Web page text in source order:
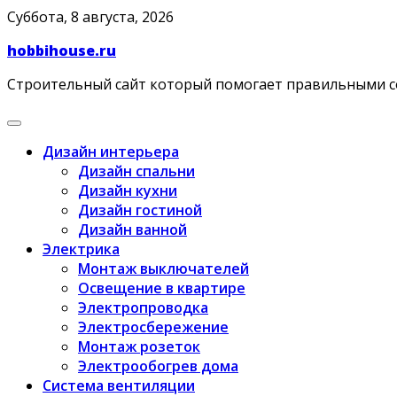
Skip
content
Суббота, 8 августа, 2026
hobbihouse.ru
Строительный сайт который помогает правильными
Дизайн интерьера
Дизайн спальни
Дизайн кухни
Дизайн гостиной
Дизайн ванной
Электрика
Монтаж выключателей
Освещение в квартире
Электропроводка
Электросбережение
Монтаж розеток
Электрообогрев дома
Система вентиляции